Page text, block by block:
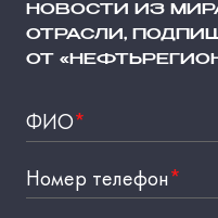
НОВОСТИ ИЗ
ОТРАСЛИ,
ОТ
ФИО*
Номер телефон*